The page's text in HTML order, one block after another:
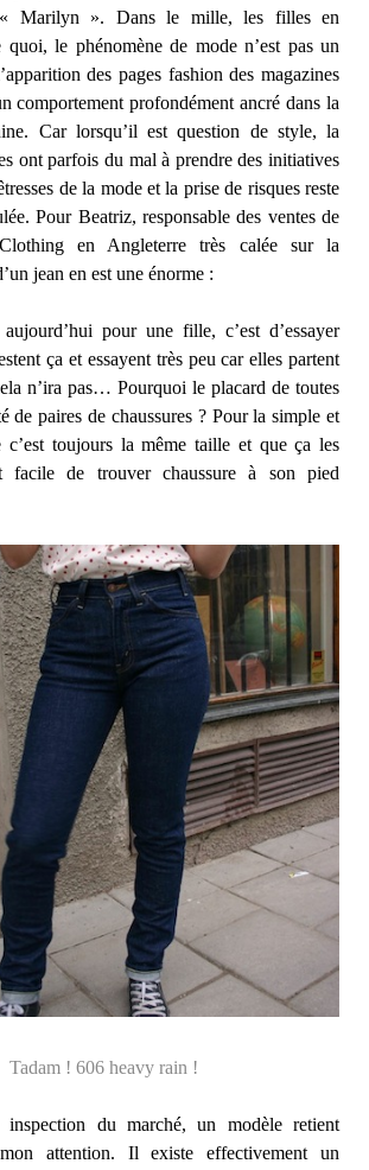
« Marilyn ». Dans le mille, les filles en
le phénomène de mode n’est pas un
des pages fashion des magazines
comportement profondément ancré dans la
Car lorsqu’il est question de style, la
ont parfois du mal à prendre des initiatives
de la mode et la prise de risques reste
Pour Beatriz, responsable des ventes de
en Angleterre très calée sur la
jean en est une énorme :
pour une fille, c’est d’essayer
ça et essayent très peu car elles partent
n’ira pas… Pourquoi le placard de toutes
de paires de chaussures ? Pour la simple et
c’est toujours la même taille et que ça les
facile de trouver chaussure à son pied
Tadam ! 606 heavy rain !
du marché, un modèle retient
attention. Il existe effectivement un